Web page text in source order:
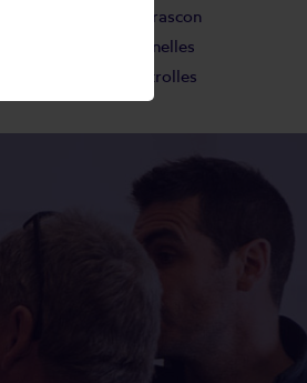
Tarascon
Venelles
Vitrolles